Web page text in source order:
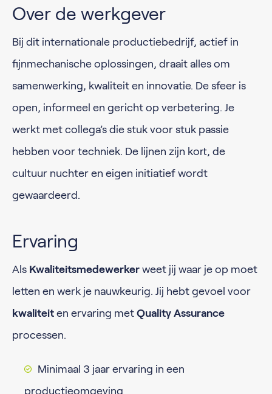
Over de werkgever
Bij dit internationale productiebedrijf, actief in
fijnmechanische oplossingen, draait alles om
samenwerking, kwaliteit en innovatie. De sfeer is
open, informeel en gericht op verbetering. Je
werkt met collega’s die stuk voor stuk passie
hebben voor techniek. De lijnen zijn kort, de
cultuur nuchter en eigen initiatief wordt
gewaardeerd.
Ervaring
Als Kwaliteitsmedewerker weet jij waar je op moet
letten en werk je nauwkeurig. Jij hebt gevoel voor
kwaliteit en ervaring met Quality Assurance
processen.
Minimaal 3 jaar ervaring in een
productieomgeving